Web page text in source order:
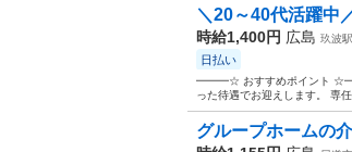
＼20～40代活躍中
時給1,400円 広島 玖波駅
日払い
━━━☆ おすすめポイント
った待遇でお迎えします。 専
グループホームの